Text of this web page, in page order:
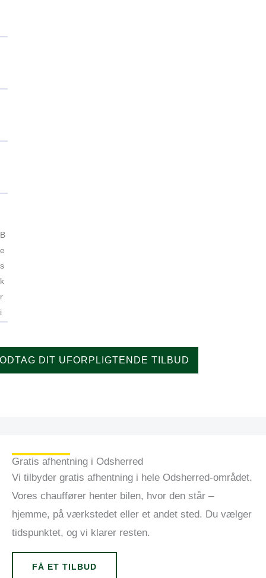
Gratis afhentning i Odsherred
Vi tilbyder gratis afhentning i hele Odsherred-området.
Vores chauffører henter bilen, hvor den står –
hjemme, på værkstedet eller et andet sted. Du vælger
tidspunktet, og vi klarer resten.
FÅ ET TILBUD